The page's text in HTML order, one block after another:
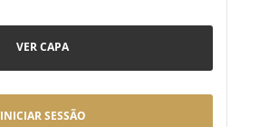
VER CAPA
INICIAR SESSÃO